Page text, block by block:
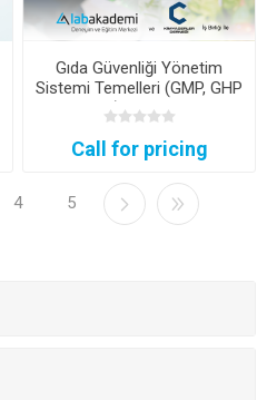
Gıda Güvenliği Yönetim
Sistemi Temelleri (GMP, GHP
ve HACCP) Uzmanlık Kampı
(Şirketlere Özel)
Call for pricing
4 5